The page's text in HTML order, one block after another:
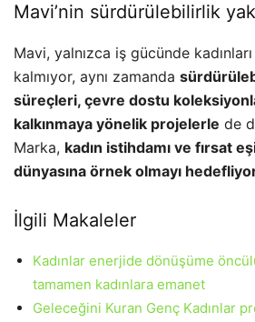
Mavi’nin sürdürülebilirlik
Mavi, yalnızca iş gücünde
kalmıyor, aynı zamanda
süreçleri, çevre dostu
kalkınmaya yönelik projelerle de
Marka, kadın istihdamı ve fırsat
dünyasına örnek olmayı
İlgili Makaleler
Kadınlar enerjide dönüşüme
tamamen kadınlara emanet
Geleceğini Kuran Genç Kadınlar